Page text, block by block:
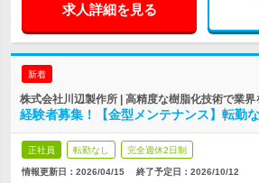
求人詳細を見る
新着
株式会社川辺製作所 | 高精度な樹脂化技術で業
経験者募集！【金型メンテナンス】転勤
正社員 転勤なし 完全週休2日制
情報更新日：2026/04/15 終了予定日： 2026/10/12